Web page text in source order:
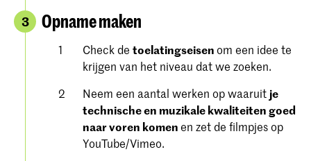
3 Opname maken
Check detoelatingseisenom een ​​idee te
krijgen van het niveau dat we zoeken.
Neem een aantal werken op waaruit je
technische en muzikale kwaliteiten goed
naar voren komenen zet de filmpjes op
YouTube/Vimeo.